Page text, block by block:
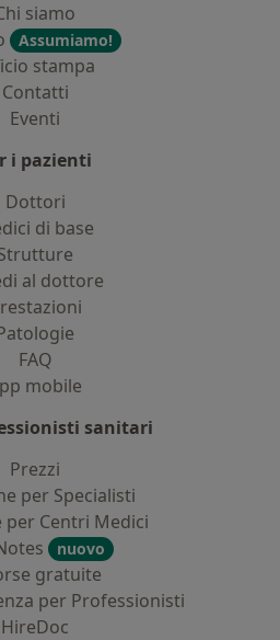
siamo
Assumiamo!
stampa
Contatti
Eventi
i pazienti
Dottori
di base
al dottore
FAQ
mobile
sanitari
Prezzi
per Specialisti
per Centri Medici
nuovo
gratuite
per Professionisti
HireDoc